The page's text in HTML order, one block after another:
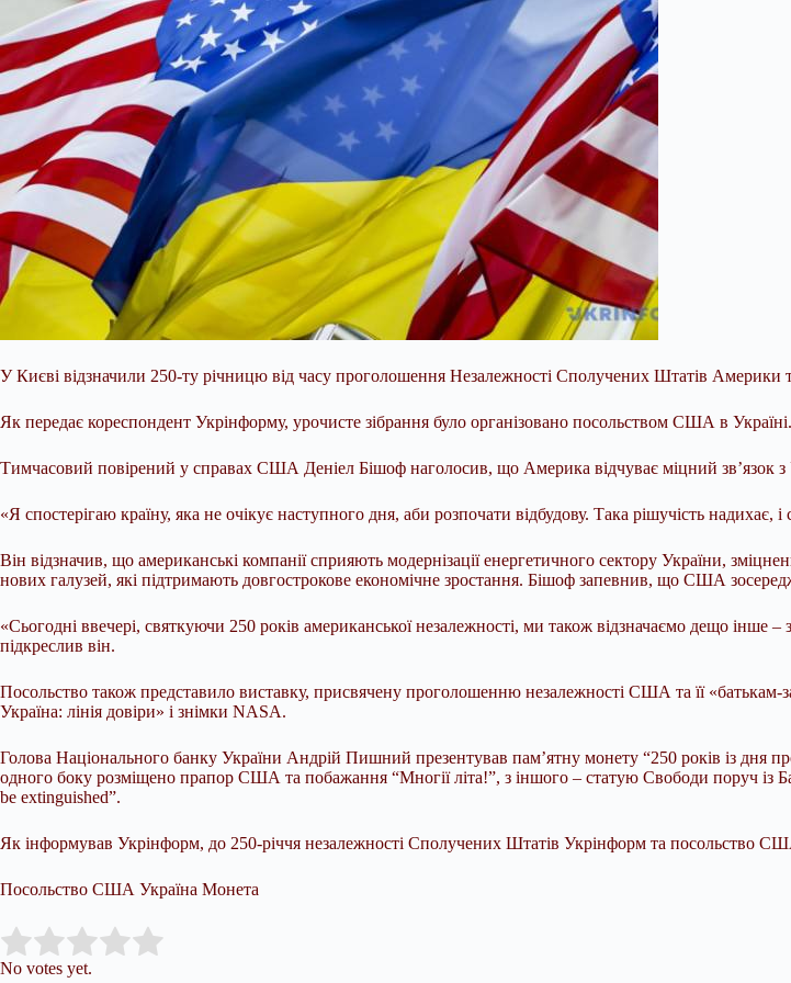
У Києві відзначили 250-ту річницю від часу проголошення Незалежності Сполучених Штатів Америки
Як передає кореспондент Укрінформу, урочисте зібрання було організовано посольством США в Україні.
Тимчасовий повірений у справах США Деніел Бішоф наголосив, що Америка відчуває міцний зв’язок з
«Я спостерігаю країну, яка не очікує наступного дня, аби розпочати відбудову. Така рішучість
Він відзначив, що американські компанії сприяють модернізації енергетичного сектору України,
нових галузей, які підтримають довгострокове економічне зростання. Бішоф запевнив, що США
«Сьогодні ввечері, святкуючи 250 років американської незалежності, ми також відзначаємо дещо
підкреслив він.
Посольство також представило виставку, присвячену проголошенню незалежності США та її
Україна: лінія довіри» і знімки NASA.
Голова Національного банку України Андрій Пишний презентував пам’ятну монету “250 років із
одного боку розміщено прапор США та побажання “Многії літа!”, з іншого – статую Свободи поруч
be extinguished”.
Як інформував Укрінформ, до 250-річчя незалежності Сполучених Штатів Укрінформ та посольство
Посольство США Україна Монета
Rate this item:
No votes yet.